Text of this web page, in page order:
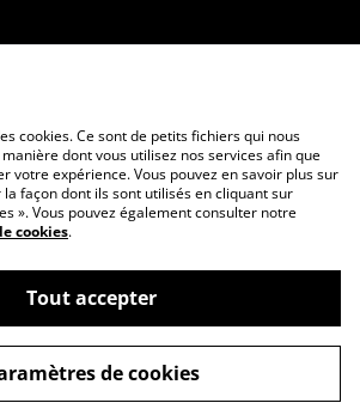
de
Politique de
cookies
powered by
cookies. Ce sont de petits fichiers qui nous
dont vous utilisez nos services afin que
votre expérience. Vous pouvez en savoir plus sur
façon dont ils sont utilisés en cliquant sur
». Vous pouvez également consulter notre
cookies.
Tout accepter
de cookies